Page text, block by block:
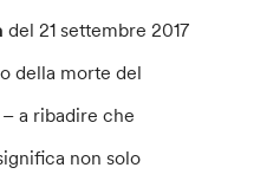
del 21 settembre 2017
della morte del
a ribadire che
non solo